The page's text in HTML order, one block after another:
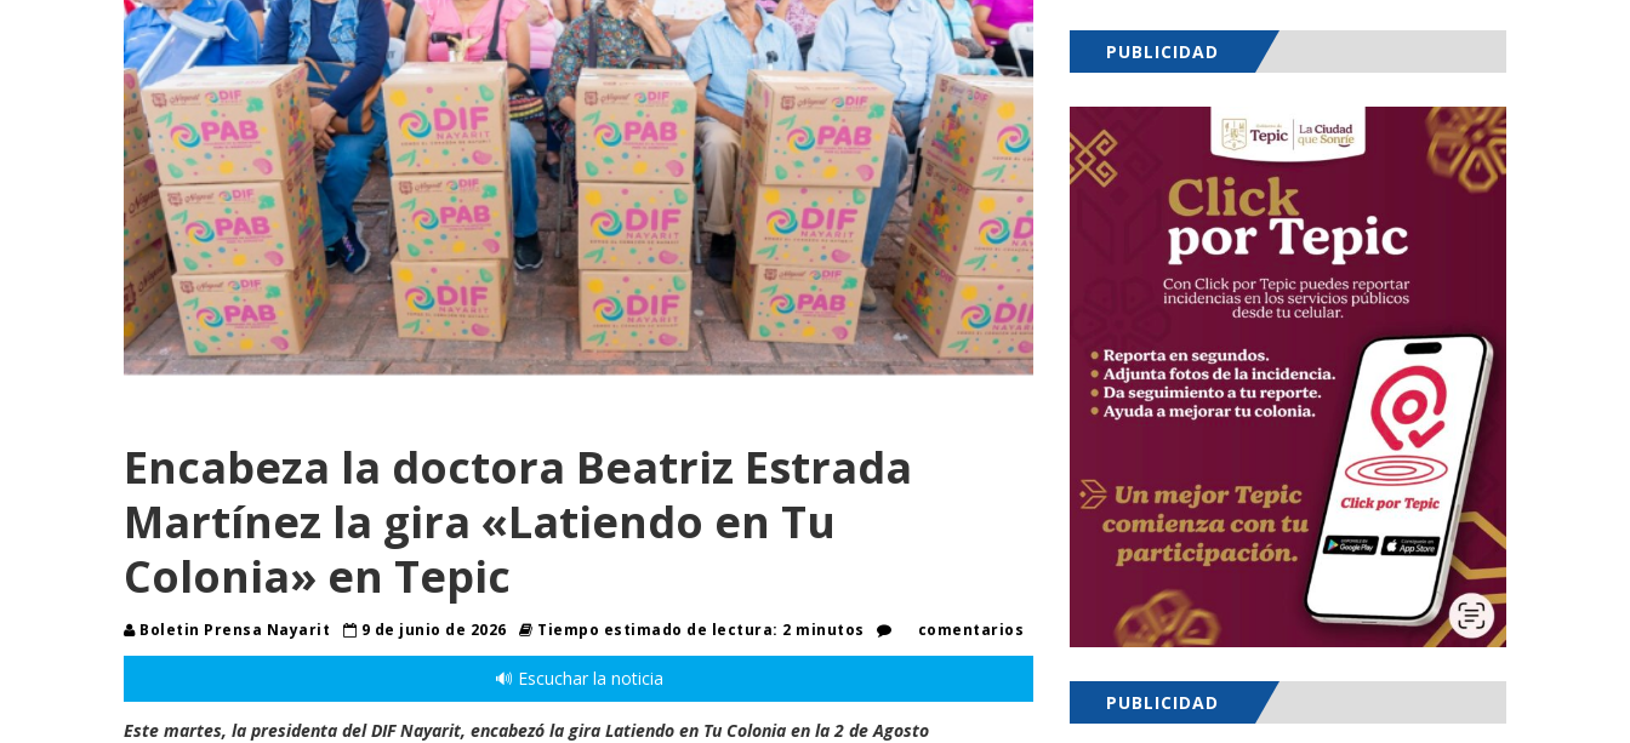
Encabeza la doctora Beatriz Estrada
Martínez la gira «Latiendo en Tu
Colonia» en Tepic
Boletin Prensa Nayarit 9 de junio de 2026 Tiempo estimado de lectura: 2 minutos comentarios
🔊 Escuchar la noticia
Este martes, la presidenta del DIF Nayarit, encabezó la gira Latiendo en Tu Colonia en la 2 de Agosto
PUBLICIDAD
PUBLICIDAD